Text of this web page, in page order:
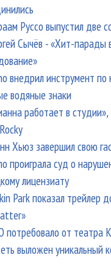
Руссо выпустил две
Сычёв - «Хит-парады
внедрил инструмент
водяные знаки
работает в
Хьюз завершил свою
проиграла суд о
лицензиату
Park показал трейлер
потребовало от театра
выложен уникальный